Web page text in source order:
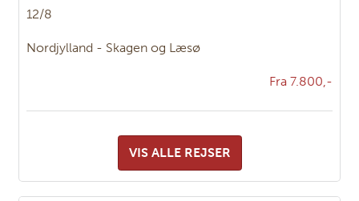
12/8
Nordjylland - Skagen og Læsø
Fra 7.800,-
VIS ALLE REJSER